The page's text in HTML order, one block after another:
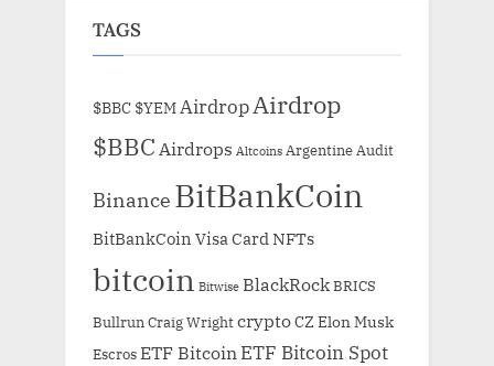
TAGS
$BBC $YEMAirdropAirdrop
$BBCAirdrops Altcoins Argentine Audit
Binance BitBankCoin
BitBankCoin Visa Card NFTs
bitcoin Bitwise BlackRockBRICS
Bullrun Craig WrightcryptoCZ Elon Musk
EscrosETF Bitcoin ETF Bitcoin Spot